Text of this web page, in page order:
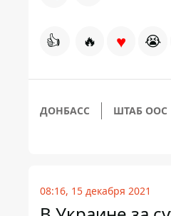
👍 🔥 ♥ 😭
ДОНБАСС ШТАБ ООС
08:16, 15 декабря 2021